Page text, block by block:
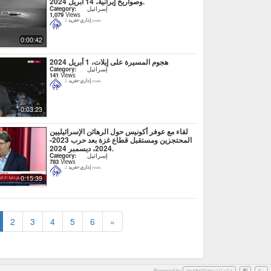
0:00:42
Category: إسرائيل
1,079Views
إداري-تغريد 2 years
0:03:23
هجوم المسيرة على إيلات، 1 أبريل 2024
Category: إسرائيل
141 Views
إداري-تغريد 2 years
0:15:39
لقاء مع عوفر أكونيس حول الرهائن الإسرائيليين
المحتجزين ومستقبل قطاع غزة بعد حرب 2023-
2024، ديسمبر 2024.
Category: إسرائيل
783 Views
إداري-تغريد 2 years
2 3 4 5 6 »